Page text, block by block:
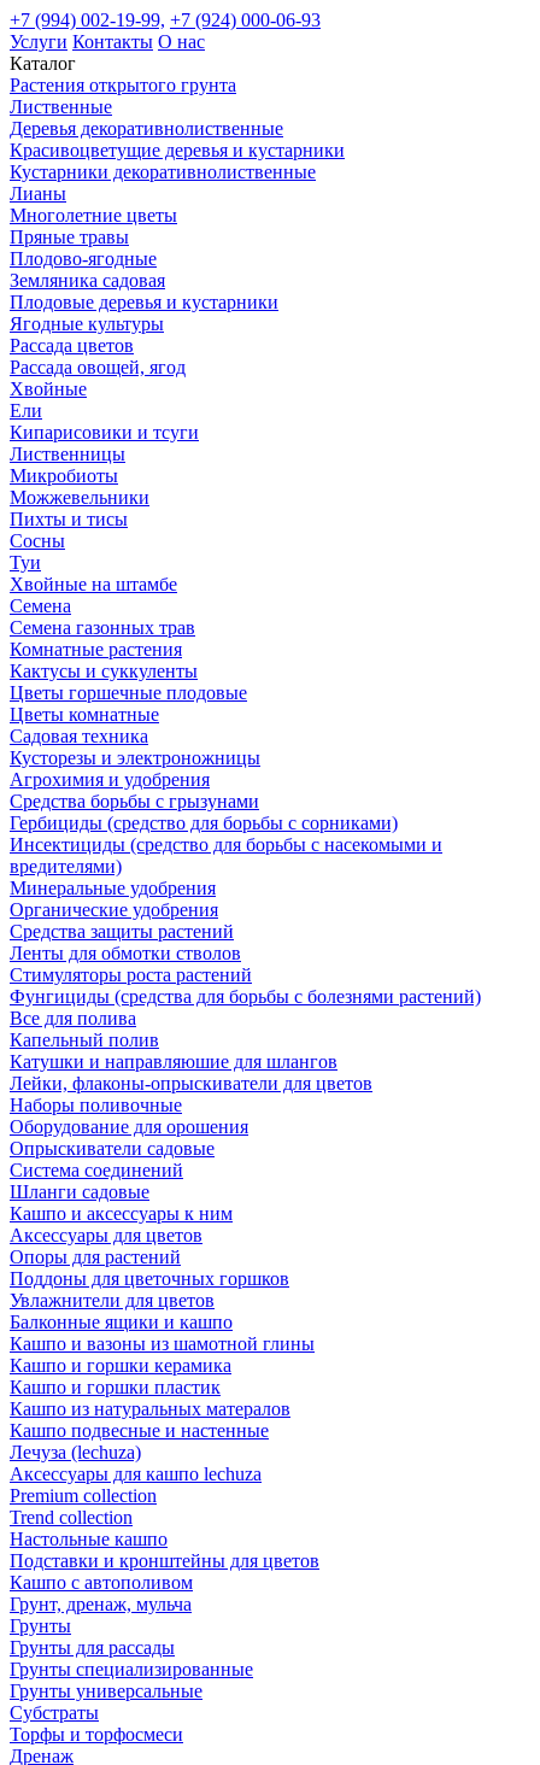
+7 (994) 002-19-99, +7 (924) 000-06-93
Услуги Контакты О нас
Каталог
Растения открытого грунта
Лиственные
Деревья декоративнолиственные
Красивоцветущие деревья и кустарники
Кустарники декоративнолиственные
Лианы
Многолетние цветы
Пряные травы
Плодово-ягодные
Земляника садовая
Плодовые деревья и кустарники
Ягодные культуры
Рассада цветов
Рассада овощей, ягод
Хвойные
Ели
Кипарисовики и тсуги
Лиственницы
Микробиоты
Можжевельники
Пихты и тисы
Сосны
Туи
Хвойные на штамбе
Семена
Семена газонных трав
Комнатные растения
Кактусы и суккуленты
Цветы горшечные плодовые
Цветы комнатные
Садовая техника
Кусторезы и электроножницы
Агрохимия и удобрения
Средства борьбы с грызунами
Гербициды (средство для борьбы с сорниками)
Инсектициды (средство для борьбы с насекомыми и
вредителями)
Минеральные удобрения
Органические удобрения
Средства защиты растений
Ленты для обмотки стволов
Стимуляторы роста растений
Фунгициды (средства для борьбы с болезнями растений)
Все для полива
Капельный полив
Катушки и направляюшие для шлангов
Лейки, флаконы-опрыскиватели для цветов
Наборы поливочные
Оборудование для орошения
Опрыскиватели садовые
Система соединений
Шланги садовые
Кашпо и аксессуары к ним
Аксессуары для цветов
Опоры для растений
Поддоны для цветочных горшков
Увлажнители для цветов
Балконные ящики и кашпо
Кашпо и вазоны из шамотной глины
Кашпо и горшки керамика
Кашпо и горшки пластик
Кашпо из натуральных матералов
Кашпо подвесные и настенные
Лечуза (lechuza)
Аксессуары для кашпо lechuza
Premium collection
Trend collection
Настольные кашпо
Подставки и кронштейны для цветов
Кашпо с автополивом
Грунт, дренаж, мульча
Грунты
Грунты для рассады
Грунты специализированные
Грунты универсальные
Субстраты
Торфы и торфосмеси
Дренаж